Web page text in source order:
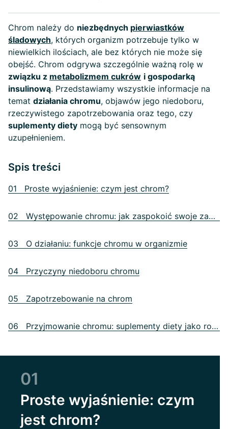
Chrom należy do niezbędnych pierwiastków
śladowych, których organizm potrzebuje tylko w
niewielkich ilościach, ale bez których nie może się
obejść. Chrom odgrywa szczególnie ważną rolę w
związku z metabolizmem cukrów i gospodarką
insulinową. Przedstawiamy wszystkie informacje na
temat działania chromu, objawów jego niedoboru,
rzeczywistego zapotrzebowania oraz tego, czy
suplementy diety mogą być sensownym
uzupełnieniem.
Spis treści
01 Proste wyjaśnienie: czym jest chrom?
02 Występowanie chromu: jak zaspokoić swoje zapotrzebowanie
03 O działaniu: funkcje chromu w organizmie
04 Przyczyny niedoboru chromu
05 Zapotrzebowanie na chrom
06 Przyjmowanie chromu: suplementy diety jako rozwiązanie?
01
Proste wyjaśnienie: czym
jest chrom?